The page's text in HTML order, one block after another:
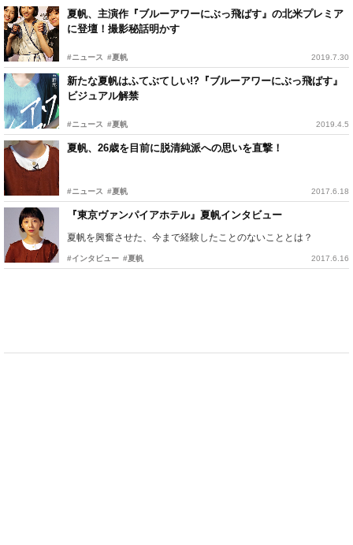
夏帆、主演作『ブルーアワーにぶっ飛ばす』の北米プレミア
に登壇！撮影秘話明かす
#ニュース #夏帆 2019.7.30
新たな夏帆はふてぶてしい!?『ブルーアワーにぶっ飛ばす』
ビジュアル解禁
#ニュース #夏帆 2019.4.5
夏帆、26歳を目前に脱清純派への思いを直撃！
#ニュース #夏帆 2017.6.18
『東京ヴァンパイアホテル』夏帆インタビュー
夏帆を興奮させた、今まで経験したことのないこととは？
#インタビュー #夏帆 2017.6.16